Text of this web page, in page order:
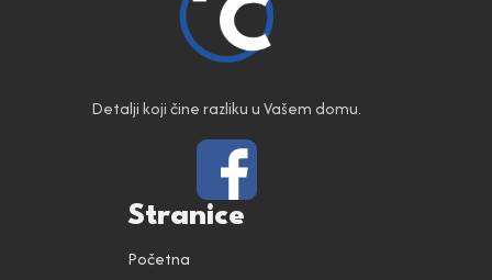
Detalji koji čine razliku u Vašem domu.
Stranice
Početna